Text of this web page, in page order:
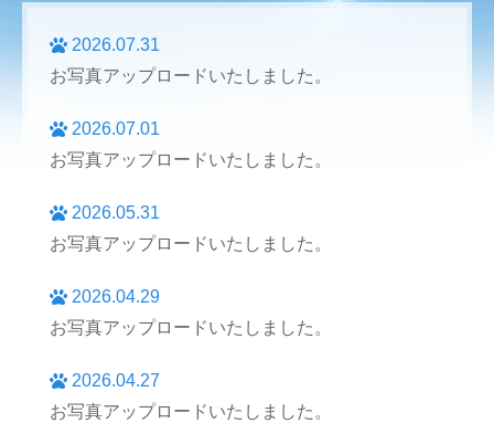
2026.07.31
お写真アップロードいたしました。
2026.07.01
お写真アップロードいたしました。
2026.05.31
お写真アップロードいたしました。
2026.04.29
お写真アップロードいたしました。
2026.04.27
お写真アップロードいたしました。